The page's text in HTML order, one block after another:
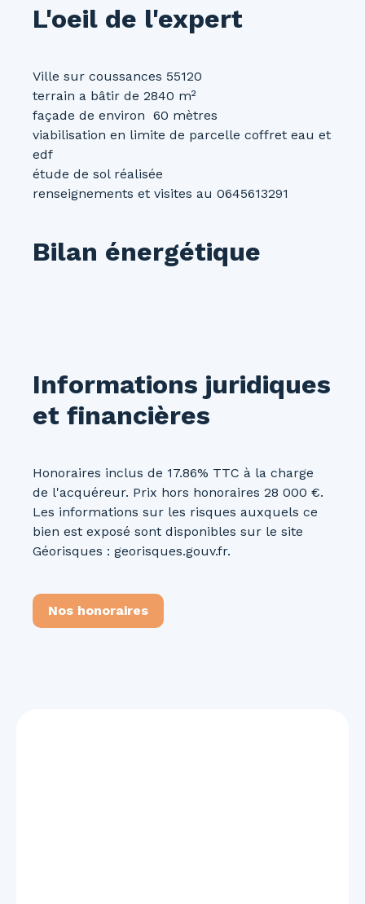
L'oeil de l'expert
Ville sur coussances 55120
terrain a bâtir de 2840 m²
façade de environ 60 mètres
viabilisation en limite de parcelle coffret eau et
edf
étude de sol réalisée
renseignements et visites au 0645613291
Bilan énergétique
Informations juridiques
et financières
Honoraires inclus de 17.86% TTC à la charge
de l'acquéreur. Prix hors honoraires 28 000 €.
Les informations sur les risques auxquels ce
bien est exposé sont disponibles sur le site
Géorisques : georisques.gouv.fr.
Nos honoraires